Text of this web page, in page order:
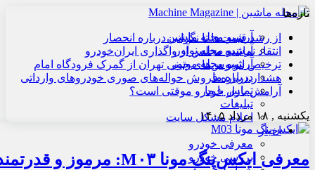
آرشیو مجله ماشین
آرشیو مجله نوآور
آرشیو مجله موتور
درباره ما
تماس با ما
تبلیغات
اعلام مشکل سایت
اخبار
معرفی خودرو
بررسی خودرو
تازه‌ها
از رشد قیمت‌ها تا نگرانی درباره انحصار
انتقاد نماینده مجلس از واگذاری ایران‌خودرو
ترخیص اتوبوس‌های چینی تهران از گمرک فرودگاه امام
هشدار درباره فروش حواله‌های صوری خودروهای وارداتی
آرامش بازار خودرو موقتی است؟
یکشنبه , ۱۸ مرداد ۱۴۰۵
معرفی ایکس‌‌پنگ مونا M۰۳: مرموز و قدرتمند